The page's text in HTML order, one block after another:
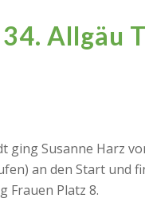
Allgäu
ging Susanne Harz
an den Start
Frauen Platz 8.